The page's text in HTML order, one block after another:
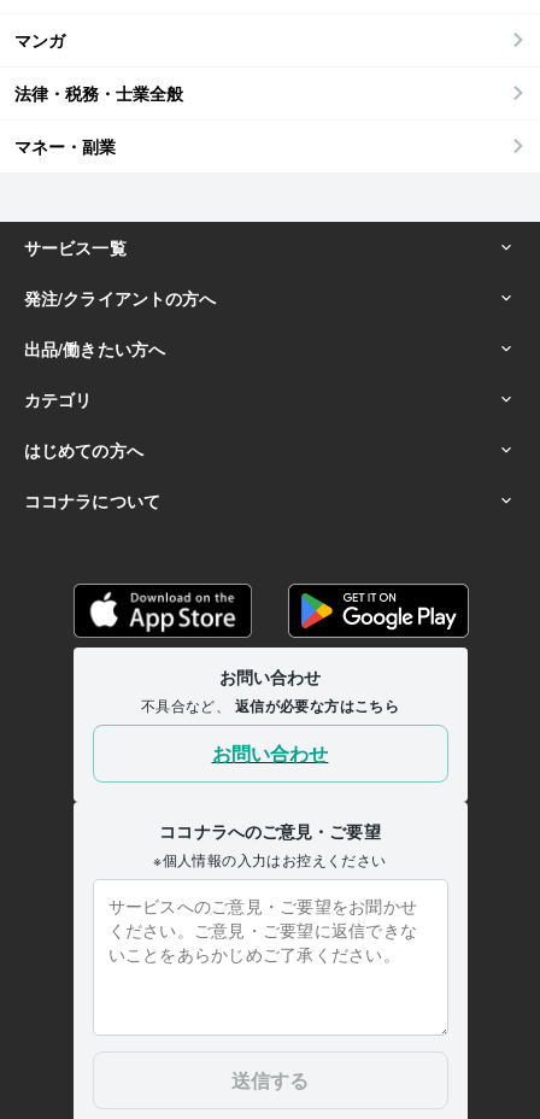
マンガ
法律・税務・士業全般
マネー・副業